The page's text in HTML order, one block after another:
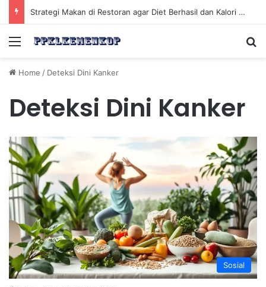
Strategi Makan di Restoran agar Diet Berhasil dan Kalori Tetap Terkontrol
Menu
Home / Deteksi Dini Kanker
Deteksi Dini Kanker
Sosial